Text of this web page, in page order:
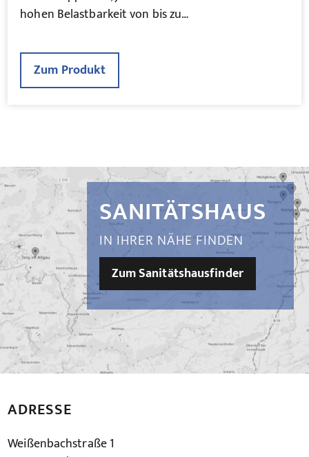
hohen Belastbarkeit von bis zu…
Zum Produkt
SANITÄTSHAUS
IN IHRER NÄHE FINDEN
Zum Sanitätshausfinder
ADRESSE
Weißenbachstraße 1